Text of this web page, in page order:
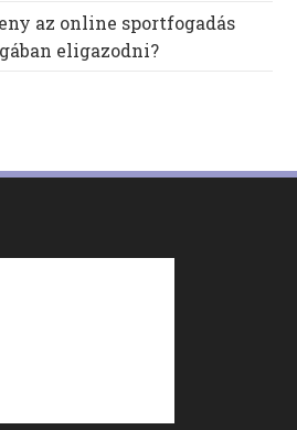
az online sportfogadás
eligazodni?